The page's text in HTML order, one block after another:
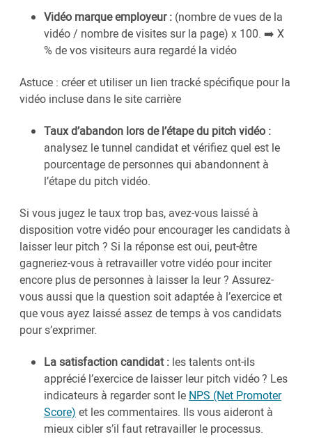
Vidéo marque employeur : (nombre de vues de la
vidéo / nombre de visites sur la page) x 100. ➡️ X
% de vos visiteurs aura regardé la vidéo
Astuce : créer et utiliser un lien tracké spécifique pour la
vidéo incluse dans le site carrière
Taux d’abandon lors de l’étape du pitch vidéo :
analysez le tunnel candidat et vérifiez quel est le
pourcentage de personnes qui abandonnent à
l’étape du pitch vidéo.
Si vous jugez le taux trop bas, avez-vous laissé à
disposition votre vidéo pour encourager les candidats à
laisser leur pitch ? Si la réponse est oui, peut-être
gagneriez-vous à retravailler votre vidéo pour inciter
encore plus de personnes à laisser la leur ? Assurez-
vous aussi que la question soit adaptée à l’exercice et
que vous ayez laissé assez de temps à vos candidats
pour s’exprimer.
La satisfaction candidat : les talents ont-ils
apprécié l’exercice de laisser leur pitch vidéo ? Les
indicateurs à regarder sont le NPS (Net Promoter
Score) et les commentaires. Ils vous aideront à
mieux cibler s’il faut retravailler le processus.